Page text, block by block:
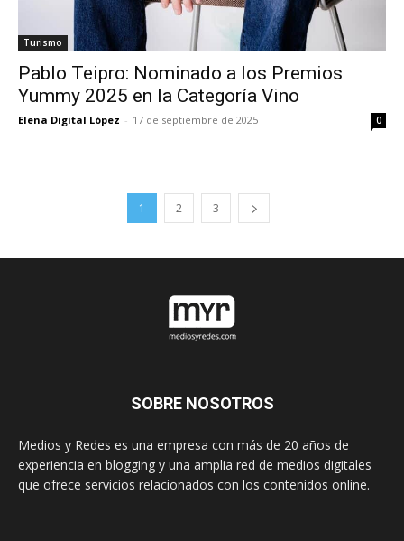
Turismo
Pablo Teipro: Nominado a los Premios
Yummy 2025 en la Categoría Vino
Elena Digital López - 17 de septiembre de 2025 0
1 2 3
SOBRE NOSOTROS
Medios y Redes es una empresa con más de 20 años de
experiencia en blogging y una amplia red de medios digitales
que ofrece servicios relacionados con los contenidos online.